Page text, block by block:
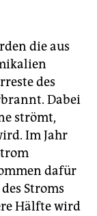
die aus
des
Dabei
strömt,
Im Jahr
dafür
Stroms
Hälfte wird